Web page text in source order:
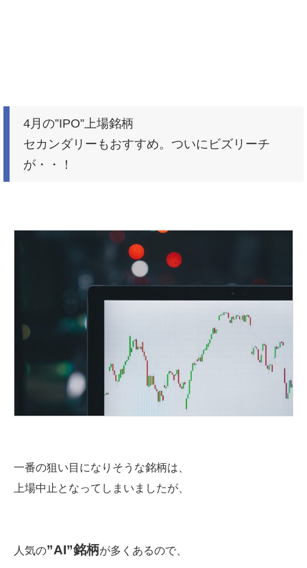
4月の”IPO”上場銘柄
セカンダリーもおすすめ。ついにビズリーチ
が・・！
一番の狙い目になりそうな銘柄は、
上場中止となってしまいましたが、
人気の”AI”銘柄が多くあるので、